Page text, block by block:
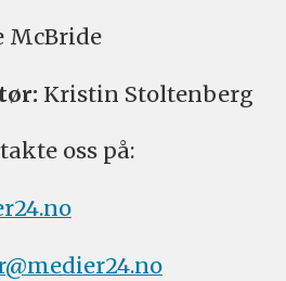
McBride
Kristin Stoltenberg
oss på: